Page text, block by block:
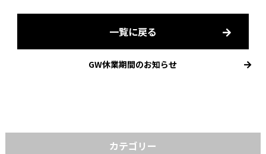
一覧に戻る
GW休業期間のお知らせ
カテゴリー